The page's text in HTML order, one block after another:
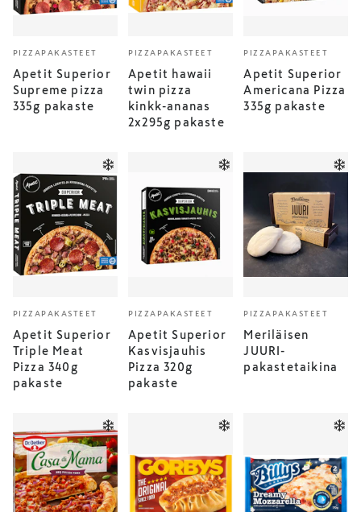
PIZZAPAKASTEET
Apetit Superior
Supreme pizza
335g pakaste
PIZZAPAKASTEET
Apetit hawaii
twin pizza
kinkk-ananas
2x295g pakaste
PIZZAPAKASTEET
Apetit Superior
Americana Pizza
335g pakaste
PIZZAPAKASTEET
Apetit Superior
Triple Meat
Pizza 340g
pakaste
PIZZAPAKASTEET
Apetit Superior
Kasvisjauhis
Pizza 320g
pakaste
PIZZAPAKASTEET
Meriläisen
JUURI-
pakastetaikina